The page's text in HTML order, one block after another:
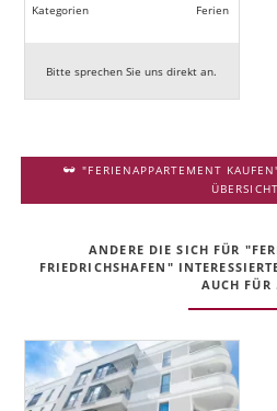
Kategorien
Ferien
Bitte sprechen Sie uns direkt an.
"FERIENAPPARTEMENT
ÜBERSICHT
ANDERE DIE SICH FÜR
FRIEDRICHSHAFEN"
AUCH FÜR